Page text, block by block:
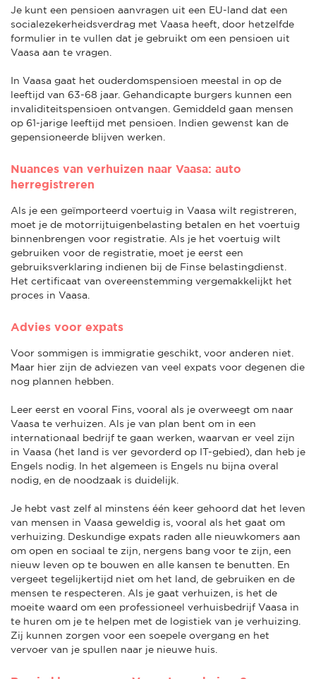
Je kunt een pensioen aanvragen uit een EU-land dat een
socialezekerheidsverdrag met Vaasa heeft, door hetzelfde
formulier in te vullen dat je gebruikt om een pensioen uit
Vaasa aan te vragen.
In Vaasa gaat het ouderdomspensioen meestal in op de
leeftijd van 63-68 jaar. Gehandicapte burgers kunnen een
invaliditeitspensioen ontvangen. Gemiddeld gaan mensen
op 61-jarige leeftijd met pensioen. Indien gewenst kan de
gepensioneerde blijven werken.
Nuances van verhuizen naar Vaasa: auto
herregistreren
Als je een geïmporteerd voertuig in Vaasa wilt registreren,
moet je de motorrijtuigenbelasting betalen en het voertuig
binnenbrengen voor registratie. Als je het voertuig wilt
gebruiken voor de registratie, moet je eerst een
gebruiksverklaring indienen bij de Finse belastingdienst.
Het certificaat van overeenstemming vergemakkelijkt het
proces in Vaasa.
Advies voor expats
Voor sommigen is immigratie geschikt, voor anderen niet.
Maar hier zijn de adviezen van veel expats voor degenen die
nog plannen hebben.
Leer eerst en vooral Fins, vooral als je overweegt om naar
Vaasa te verhuizen. Als je van plan bent om in een
internationaal bedrijf te gaan werken, waarvan er veel zijn
in Vaasa (het land is ver gevorderd op IT-gebied), dan heb je
Engels nodig. In het algemeen is Engels nu bijna overal
nodig, en de noodzaak is duidelijk.
Je hebt vast zelf al minstens één keer gehoord dat het leven
van mensen in Vaasa geweldig is, vooral als het gaat om
verhuizing. Deskundige expats raden alle nieuwkomers aan
om open en sociaal te zijn, nergens bang voor te zijn, een
nieuw leven op te bouwen en alle kansen te benutten. En
vergeet tegelijkertijd niet om het land, de gebruiken en de
mensen te respecteren. Als je gaat verhuizen, is het de
moeite waard om een professioneel verhuisbedrijf Vaasa in
te huren om je te helpen met de logistiek van je verhuizing.
Zij kunnen zorgen voor een soepele overgang en het
vervoer van je spullen naar je nieuwe huis.